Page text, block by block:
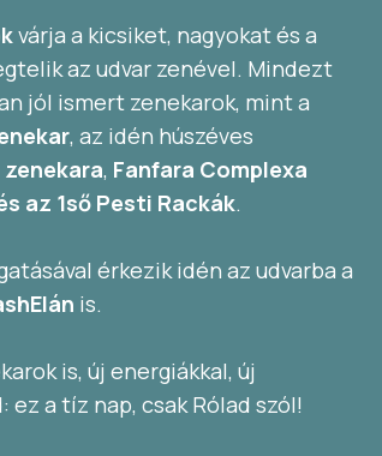
várja a kicsiket, nagyokat és a
az udvar zenével. Mindezt
jól ismert zenekarok, mint a
, az idén húszéves
zenekara, Fanfara Complexa
az 1ső Pesti Rackák.
érkezik idén az udvarba a
is.
is, új energiákkal, új
a tíz nap, csak Rólad szól!